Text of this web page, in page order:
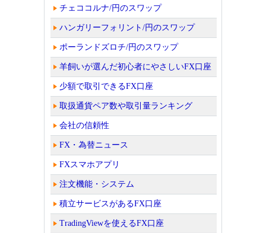
チェココルナ/円のスワップ
ハンガリーフォリント/円のスワップ
ポーランドズロチ/円のスワップ
羊飼いが選んだ初心者にやさしいFX口座
少額で取引できるFX口座
取扱通貨ペア数や取引量ランキング
会社の信頼性
FX・為替ニュース
FXスマホアプリ
注文機能・システム
積立サービスがあるFX口座
TradingViewを使えるFX口座